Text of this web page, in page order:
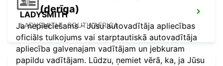
LADYSMITH
LADYSMITH - SOUTH AFRICA
(derīga)
Ja nepieciešams - Jūsu autovadītāja apliecības
oficiāls tulkojums vai starptautiskā autovadītāja
apliecība galvenajam vadītājam un jebkuram
papildu vadītājam. Lūdzu, ņemiet vērā, ka, ja Jūsu